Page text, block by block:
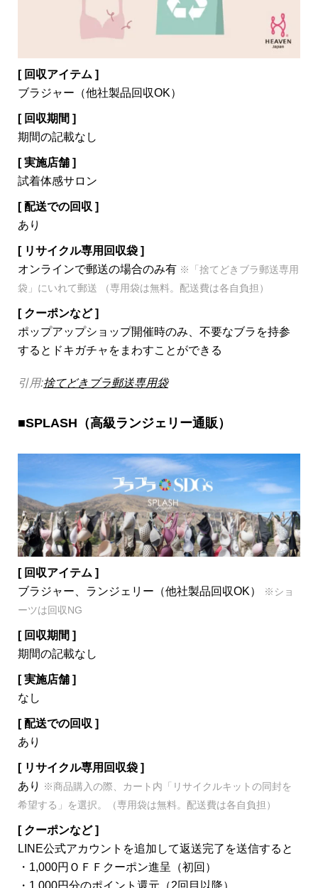
[ 回収アイテム ]
ブラジャー（他社製品回収OK）
[ 回収期間 ]
期間の記載なし
[ 実施店舗 ]
試着体感サロン
[ 配送での回収 ]
あり
[ リサイクル専用回収袋 ]
オンラインで郵送の場合のみ有 ※「捨てどきブラ郵送専用
袋」にいれて郵送 （専用袋は無料。配送費は各自負担）
[ クーポンなど ]
ポップアップショップ開催時のみ、不要なブラを持参
するとドキガチャをまわすことができる
引用:捨てどきブラ郵送専用袋
■SPLASH（高級ランジェリー通販）
[ 回収アイテム ]
ブラジャー、ランジェリー（他社製品回収OK）
※ショ
ーツは回収NG
[ 回収期間 ]
期間の記載なし
[ 実施店舗 ]
なし
[ 配送での回収 ]
あり
[ リサイクル専用回収袋 ]
あり
※商品購入の際、カート内「リサイクルキットの同封を
希望する」を選択。（専用袋は無料。配送費は各自負担）
[ クーポンなど ]
LINE公式アカウントを追加して返送完了を送信すると
・1,000円ＯＦＦクーポン進呈（初回）
・1,000円分のポイント還元（2回目以降）